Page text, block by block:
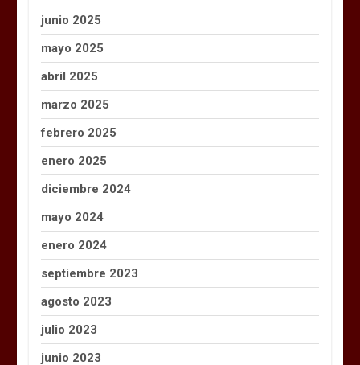
junio 2025
mayo 2025
abril 2025
marzo 2025
febrero 2025
enero 2025
diciembre 2024
mayo 2024
enero 2024
septiembre 2023
agosto 2023
julio 2023
junio 2023